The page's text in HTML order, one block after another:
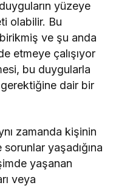
yüzeye
olabilir. Bu
ve şu anda
etmeye çalışıyor
bu duygularla
dair bir
zamanda kişinin
yaşadığına
yaşanan
veya